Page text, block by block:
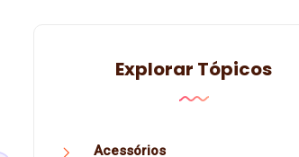
Explorar Tópicos
Acessórios